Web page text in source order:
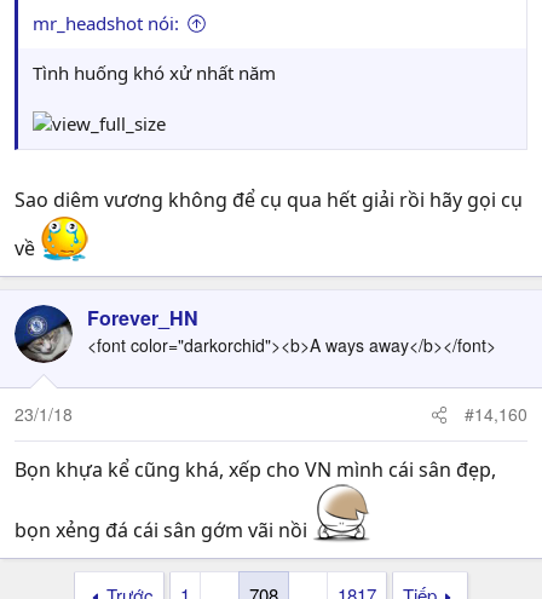
mr_headshot nói:
Tình huống khó xử nhất năm
Sao diêm vương không để cụ qua hết giải rồi hãy gọi cụ
về
Forever_HN
<font color="darkorchid"><b>A ways away</b></font>
23/1/18 #14,160
Bọn khựa kể cũng khá, xếp cho VN mình cái sân đẹp,
bọn xẻng đá cái sân gớm vãi nồi